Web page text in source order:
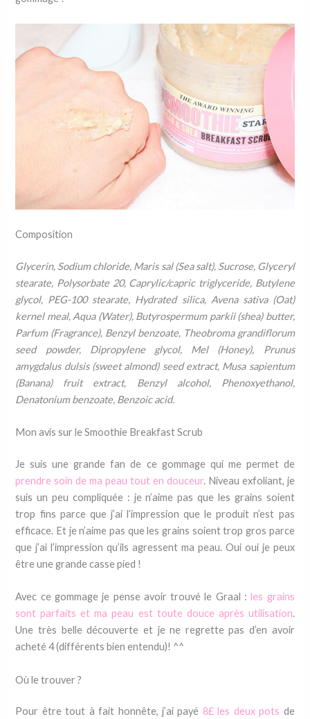
Composition
Glycerin, Sodium chloride, Maris sal (Sea salt), Sucrose, Glyceryl
stearate, Polysorbate 20, Caprylic/capric triglyceride, Butylene
glycol, PEG-100 stearate, Hydrated silica, Avena sativa (Oat)
kernel meal, Aqua (Water), Butyrospermum parkii (shea) butter,
Parfum (Fragrance), Benzyl benzoate, Theobroma grandiflorum
seed powder, Dipropylene glycol, Mel (Honey), Prunus
amygdalus dulsis (sweet almond) seed extract, Musa sapientum
(Banana) fruit extract, Benzyl alcohol, Phenoxyethanol,
Denatonium benzoate, Benzoic acid.
Mon avis sur le Smoothie Breakfast Scrub
Je suis une grande fan de ce gommage qui me permet de
prendre soin de ma peau tout en douceur. Niveau exfoliant, je
suis un peu compliquée : je n’aime pas que les grains soient
trop fins parce que j’ai l’impression que le produit n’est pas
efficace. Et je n’aime pas que les grains soient trop gros parce
que j’ai l’impression qu’ils agressent ma peau. Oui oui je peux
être une grande casse pied !
Avec ce gommage je pense avoir trouvé le Graal :les grains
sont parfaits et ma peau est toute douce après utilisation.
Une très belle découverte et je ne regrette pas d’en avoir
acheté 4 (différents bien entendu)! ^^
Où le trouver ?
Pour être tout à fait honnête, j’ai payé 8£ les deux pots de